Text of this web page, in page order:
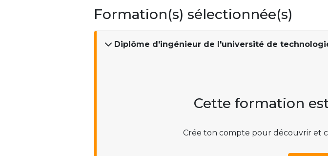
Formation(s) sélectionnée(s)
Diplôme d'ingénieur de l'université de
Cette formation
Crée ton compte pour découvrir et